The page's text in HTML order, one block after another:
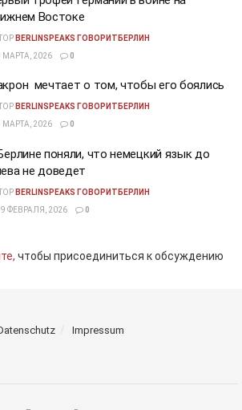
Востоке
BERLINSPEAKS ГОВОРИТБЕРЛИН
МАРТА, 2026
0
мечтает о том, чтобы его боялись
BERLINSPEAKS ГОВОРИТБЕРЛИН
МАРТА, 2026
0
поняли, что немецкий язык до
не доведет
BERLINSPEAKS ГОВОРИТБЕРЛИН
ФЕВРАЛЯ, 2026
0
чтобы присоединиться к обсуждению
Impressum